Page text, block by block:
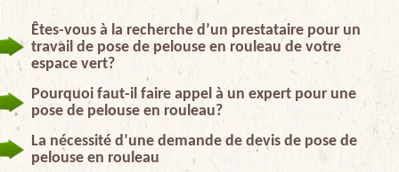
Êtes-vous à la recherche d’un prestataire pour un
travail de pose de pelouse en rouleau de votre
espace vert?
Pourquoi faut-il faire appel à un expert pour une
pose de pelouse en rouleau?
La nécessité d’une demande de devis de pose de
pelouse en rouleau